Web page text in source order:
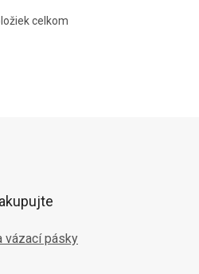
O
k
v
celkom
vázací pásky